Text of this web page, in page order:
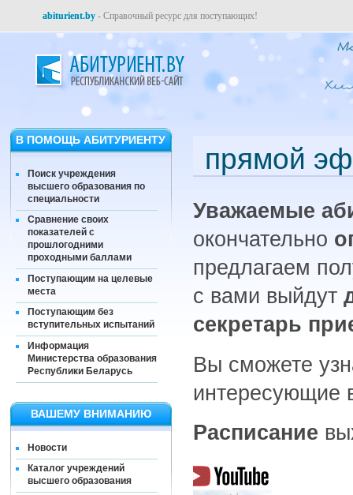
abiturient.by - Справочный ресурс для поступающих!
В ПОМОЩЬ АБИТУРИЕНТУ
Поиск учреждения
высшего образования по
специальности
Сравнение своих
показателей с
прошлогодними
проходными баллами
Поступающим на целевые
места
Поступающим без
вступительных испытаний
Информация
Министерства образования
Республики Беларусь
ВАШЕМУ ВНИМАНИЮ
Новости
Каталог учреждений
высшего образования
прямой
Уважаемые
окончательно
предлагаем
с вами выйдут
секретарь
Вы сможете
интересующие
Расписание